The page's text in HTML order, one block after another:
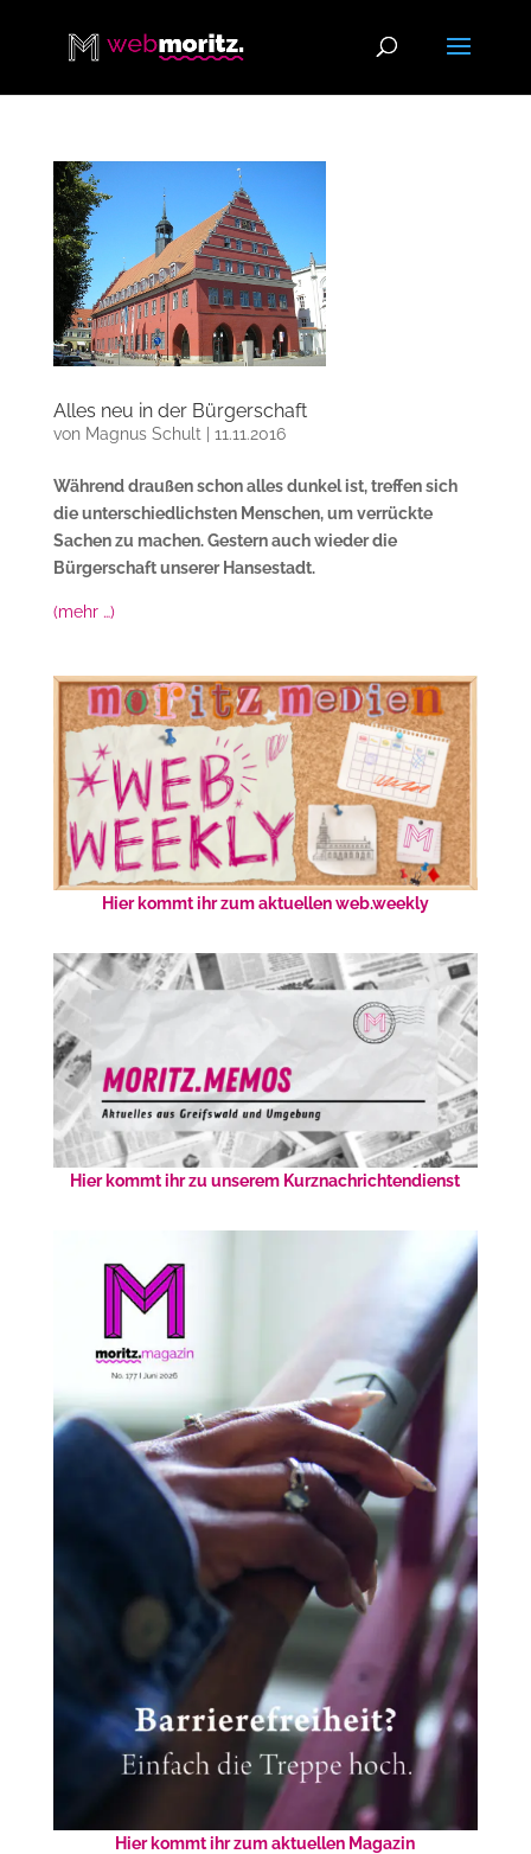
Alles neu in der Bürgerschaft
von Magnus Schult | 11.11.2016
Während draußen schon alles dunkel ist, treffen sich
die unterschiedlichsten Menschen, um verrückte
Sachen zu machen. Gestern auch wieder die
Bürgerschaft unserer Hansestadt.
(mehr …)
Hier kommt ihr zum aktuellen web.weekly
Hier kommt ihr zu unserem Kurznachrichtendienst
Hier kommt ihr zum aktuellen Magazin